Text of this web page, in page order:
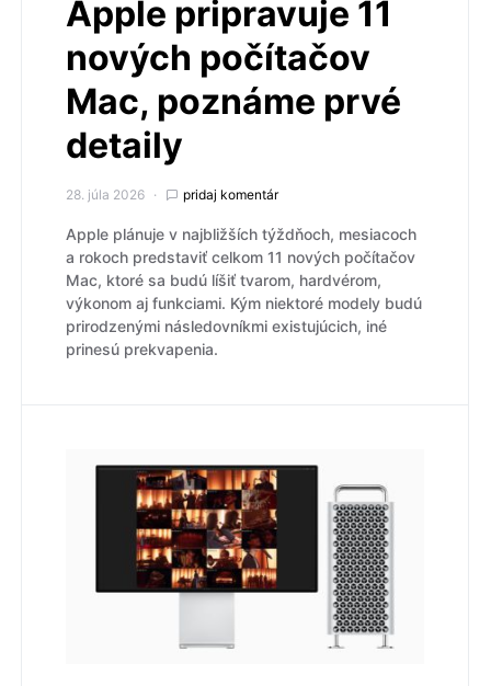
Apple pripravuje 11
nových počítačov
Mac, poznáme prvé
detaily
28. júla 2026 pridaj komentár
Apple plánuje v najbližších týždňoch, mesiacoch
a rokoch predstaviť celkom 11 nových počítačov
Mac, ktoré sa budú líšiť tvarom, hardvérom,
výkonom aj funkciami. Kým niektoré modely budú
prirodzenými následovníkmi existujúcich, iné
prinesú prekvapenia.